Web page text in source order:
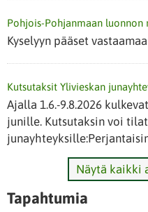
Pohjois-Pohjanmaan luonnon
Kyselyyn pääset
Kutsutaksit Ylivieskan
Ajalla 1.6.-9.8.2026
junille. Kutsutaksin voi
Näytä kaikki
Tapahtumia